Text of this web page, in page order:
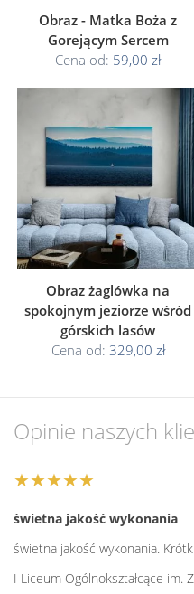
Obraz - Matka Boża z
Gorejącym Sercem
Cena od: 59,00 zł
Obraz żaglówka na
spokojnym jeziorze wśród
górskich lasów
Cena od: 329,00 zł
Opinie naszych
★★★★★
świetna jakość wykonania
świetna jakość wykonania.
I Liceum Ogólnokształcące im.